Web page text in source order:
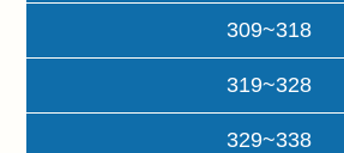
309~318
319~328
329~338